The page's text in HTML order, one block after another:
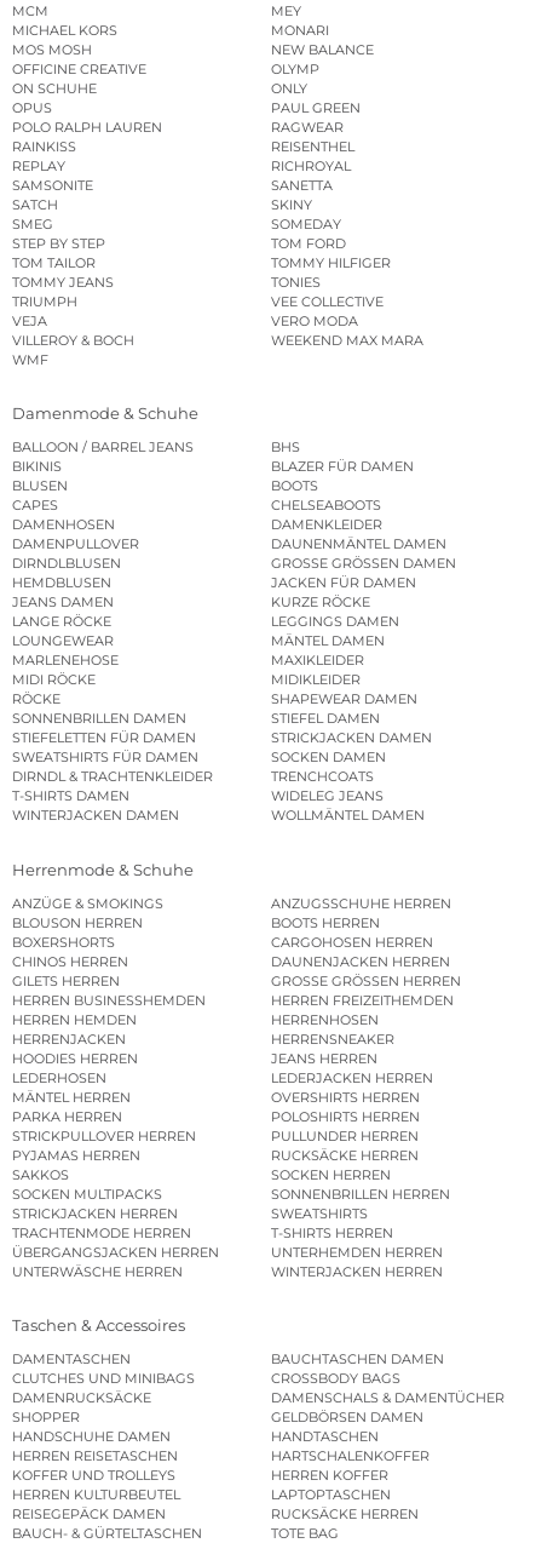
MCM
MEY
MICHAEL KORS
MONARI
MOS MOSH
NEW BALANCE
OFFICINE CREATIVE
OLYMP
ON SCHUHE
ONLY
OPUS
PAUL GREEN
POLO RALPH LAUREN
RAGWEAR
RAINKISS
REISENTHEL
REPLAY
RICHROYAL
SAMSONITE
SANETTA
SATCH
SKINY
SMEG
SOMEDAY
STEP BY STEP
TOM FORD
TOM TAILOR
TOMMY HILFIGER
TOMMY JEANS
TONIES
TRIUMPH
VEE COLLECTIVE
VEJA
VERO MODA
VILLEROY & BOCH
WEEKEND MAX MARA
WMF
Damenmode & Schuhe
BALLOON / BARREL JEANS
BHS
BIKINIS
BLAZER FÜR DAMEN
BLUSEN
BOOTS
CAPES
CHELSEABOOTS
DAMENHOSEN
DAMENKLEIDER
DAMENPULLOVER
DAUNENMÄNTEL DAMEN
DIRNDLBLUSEN
GROSSE GRÖSSEN DAMEN
HEMDBLUSEN
JACKEN FÜR DAMEN
JEANS DAMEN
KURZE RÖCKE
LANGE RÖCKE
LEGGINGS DAMEN
LOUNGEWEAR
MÄNTEL DAMEN
MARLENEHOSE
MAXIKLEIDER
MIDI RÖCKE
MIDIKLEIDER
RÖCKE
SHAPEWEAR DAMEN
SONNENBRILLEN DAMEN
STIEFEL DAMEN
STIEFELETTEN FÜR DAMEN
STRICKJACKEN DAMEN
SWEATSHIRTS FÜR DAMEN
SOCKEN DAMEN
DIRNDL & TRACHTENKLEIDER
TRENCHCOATS
T-SHIRTS DAMEN
WIDELEG JEANS
WINTERJACKEN DAMEN
WOLLMÄNTEL DAMEN
Herrenmode & Schuhe
ANZÜGE & SMOKINGS
ANZUGSSCHUHE HERREN
BLOUSON HERREN
BOOTS HERREN
BOXERSHORTS
CARGOHOSEN HERREN
CHINOS HERREN
DAUNENJACKEN HERREN
GILETS HERREN
GROSSE GRÖSSEN HERREN
HERREN BUSINESSHEMDEN
HERREN FREIZEITHEMDEN
HERREN HEMDEN
HERRENHOSEN
HERRENJACKEN
HERRENSNEAKER
HOODIES HERREN
JEANS HERREN
LEDERHOSEN
LEDERJACKEN HERREN
MÄNTEL HERREN
OVERSHIRTS HERREN
PARKA HERREN
POLOSHIRTS HERREN
STRICKPULLOVER HERREN
PULLUNDER HERREN
PYJAMAS HERREN
RUCKSÄCKE HERREN
SAKKOS
SOCKEN HERREN
SOCKEN MULTIPACKS
SONNENBRILLEN HERREN
STRICKJACKEN HERREN
SWEATSHIRTS
TRACHTENMODE HERREN
T-SHIRTS HERREN
ÜBERGANGSJACKEN HERREN
UNTERHEMDEN HERREN
UNTERWÄSCHE HERREN
WINTERJACKEN HERREN
Taschen & Accessoires
DAMENTASCHEN
BAUCHTASCHEN DAMEN
CLUTCHES UND MINIBAGS
CROSSBODY BAGS
DAMENRUCKSÄCKE
DAMENSCHALS & DAMENTÜCHER
SHOPPER
GELDBÖRSEN DAMEN
HANDSCHUHE DAMEN
HANDTASCHEN
HERREN REISETASCHEN
HARTSCHALENKOFFER
KOFFER UND TROLLEYS
HERREN KOFFER
HERREN KULTURBEUTEL
LAPTOPTASCHEN
REISEGEPÄCK DAMEN
RUCKSÄCKE HERREN
BAUCH- & GÜRTELTASCHEN
TOTE BAG